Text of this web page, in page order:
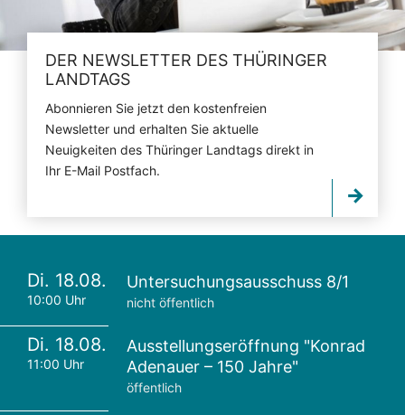
DER NEWSLETTER DES THÜRINGER
LANDTAGS
Abonnieren Sie jetzt den kostenfreien
Newsletter und erhalten Sie aktuelle
Neuigkeiten des Thüringer Landtags direkt in
Ihr E-Mail Postfach.
Di. 18.08.
10:00 Uhr
Untersuchungsausschuss 8/1
nicht öffentlich
Di. 18.08.
11:00 Uhr
Ausstellungseröffnung "Konrad
Adenauer – 150 Jahre"
öffentlich